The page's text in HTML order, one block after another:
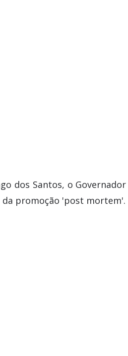
dos Santos, o Governador
da promoção 'post mortem'.